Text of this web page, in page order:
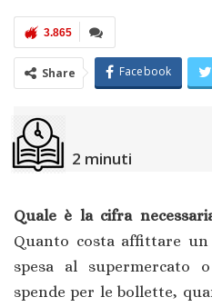
3.865
Share Facebook
2 minuti
Quale è la cifra
Quanto costa affittare
spesa al supermercato
spende per le bollette,